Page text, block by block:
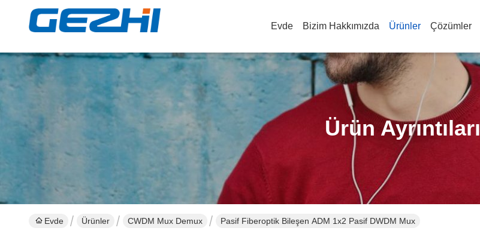
Evde Bizim Hakkımızda Ürünler Çözümler
Ürün Ayrıntıları
Evde Ürünler CWDM Mux Demux Pasif Fiberoptik Bileşen ADM 1x2 Pasif DWDM Mux